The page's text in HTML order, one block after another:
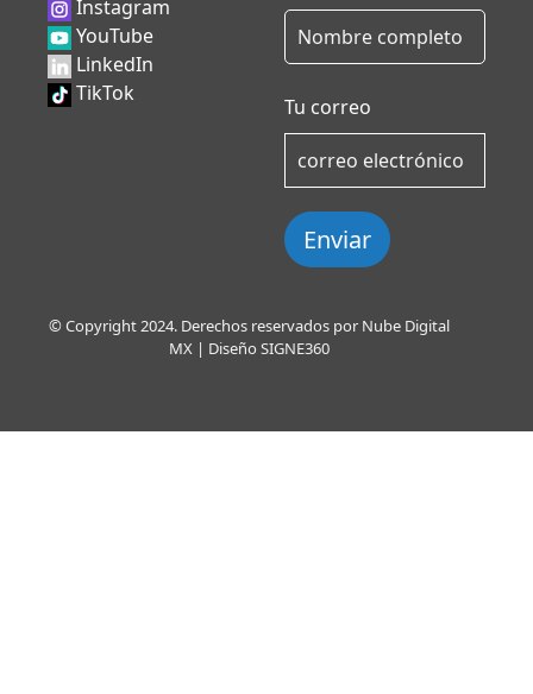
Instagram
YouTube
LinkedIn
TikTok
Tu correo
Enviar
© Copyright 2024. Derechos reservados por Nube Digital
MX | Diseño SIGNE360